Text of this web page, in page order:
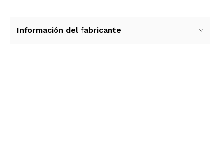
reponer piezas faltantes o asegurar el servicio
Información del fabricante